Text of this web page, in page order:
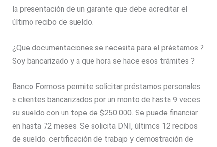
la presentación de un garante que debe acreditar el
último recibo de sueldo.
¿Que documentaciones se necesita para el préstamos ?
Soy bancarizado y a que hora se hace esos trámites ?
Banco Formosa permite solicitar préstamos personales
a clientes bancarizados por un monto de hasta 9 veces
su sueldo con un tope de $250.000. Se puede financiar
en hasta 72 meses. Se solicita DNI, últimos 12 recibos
de sueldo, certificación de trabajo y demostración de